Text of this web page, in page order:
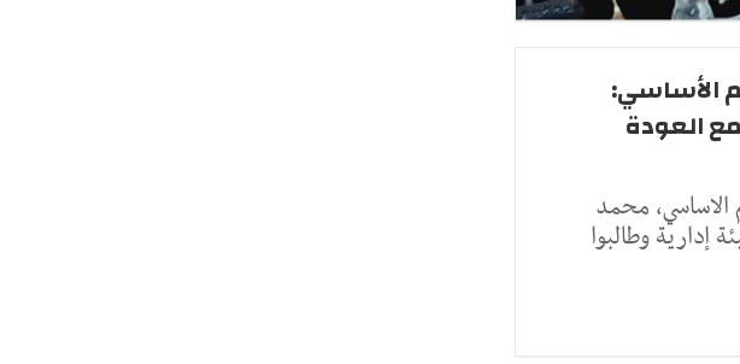
الأساسي:
العودة
الاساسي، محمد
إدارية وطالبوا